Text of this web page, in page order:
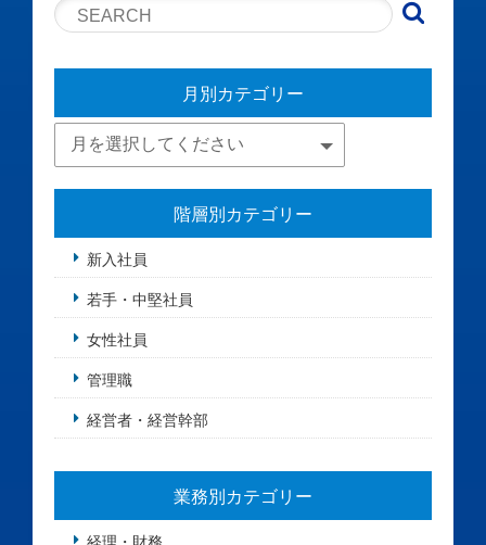
月別カテゴリー
階層別カテゴリー
新入社員
若手・中堅社員
女性社員
管理職
経営者・経営幹部
業務別カテゴリー
経理・財務